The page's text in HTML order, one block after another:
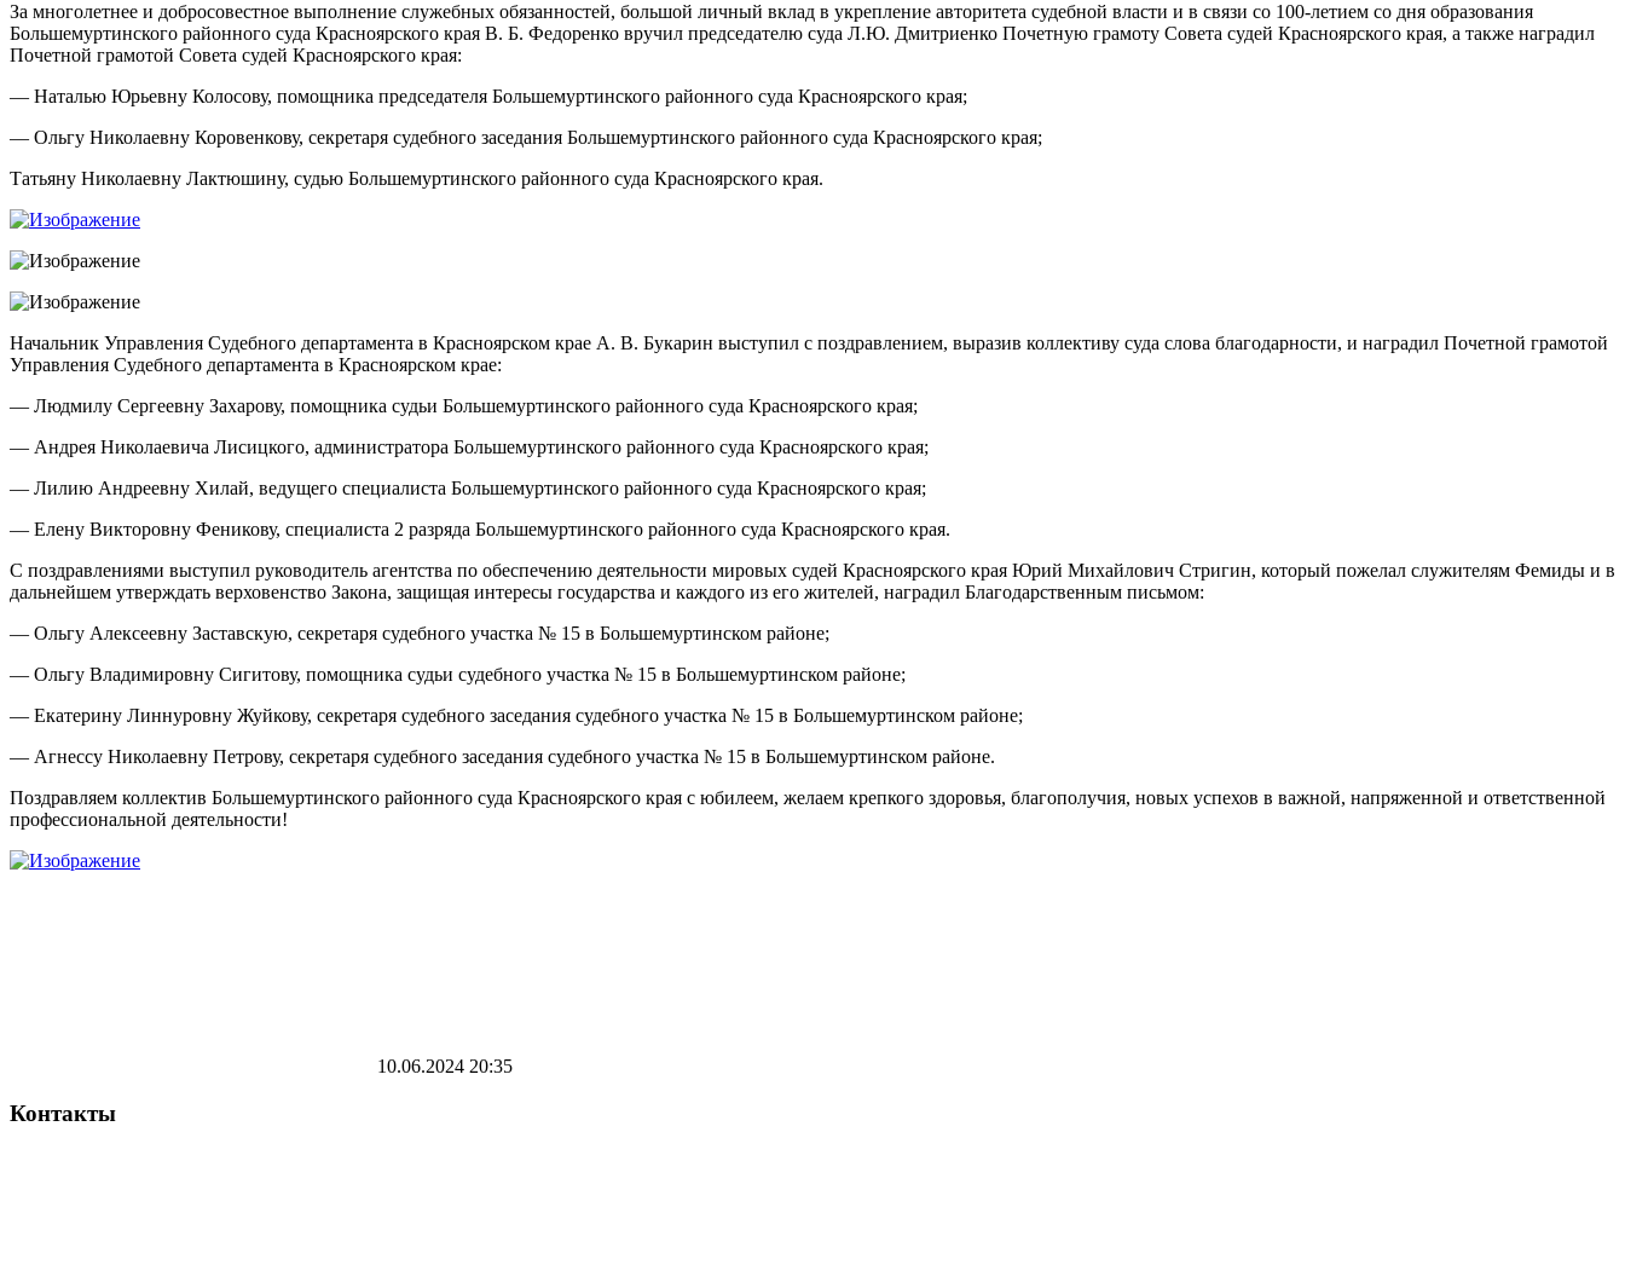
За многолетнее и добросовестное выполнение служебных обязанностей, большой личный вклад в укрепление авторитета судебной власти и в связи со 100-летием со дня образования
Большемуртинского районного суда Красноярского края В. Б. Федоренко вручил председателю суда Л.Ю. Дмитриенко Почетную грамоту Совета судей Красноярского края, а также наградил
Почетной грамотой Совета судей Красноярского края:
— Наталью Юрьевну Колосову, помощника председателя Большемуртинского районного суда Красноярского края;
— Ольгу Николаевну Коровенкову, секретаря судебного заседания Большемуртинского районного суда Красноярского края;
Татьяну Николаевну Лактюшину, судью Большемуртинского районного суда Красноярского края.
Начальник Управления Судебного департамента в Красноярском крае А. В. Букарин выступил с поздравлением, выразив коллективу суда слова благодарности, и наградил Почетной грамотой
Управления Судебного департамента в Красноярском крае:
— Людмилу Сергеевну Захарову, помощника судьи Большемуртинского районного суда Красноярского края;
— Андрея Николаевича Лисицкого, администратора Большемуртинского районного суда Красноярского края;
— Лилию Андреевну Хилай, ведущего специалиста Большемуртинского районного суда Красноярского края;
— Елену Викторовну Феникову, специалиста 2 разряда Большемуртинского районного суда Красноярского края.
С поздравлениями выступил руководитель агентства по обеспечению деятельности мировых судей Красноярского края Юрий Михайлович Стригин, который пожелал служителям Фемиды и в
дальнейшем утверждать верховенство Закона, защищая интересы государства и каждого из его жителей, наградил Благодарственным письмом:
— Ольгу Алексеевну Заставскую, секретаря судебного участка № 15 в Большемуртинском районе;
— Ольгу Владимировну Сигитову, помощника судьи судебного участка № 15 в Большемуртинском районе;
— Екатерину Линнуровну Жуйкову, секретаря судебного заседания судебного участка № 15 в Большемуртинском районе;
— Агнессу Николаевну Петрову, секретаря судебного заседания судебного участка № 15 в Большемуртинском районе.
Поздравляем коллектив Большемуртинского районного суда Красноярского края с юбилеем, желаем крепкого здоровья, благополучия, новых успехов в важной, напряженной и ответственной
профессиональной деятельности!
10.06.2024 20:35
Контакты